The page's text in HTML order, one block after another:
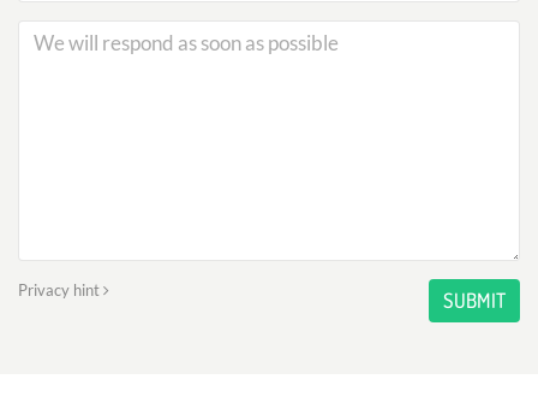
Privacy hint SUBMIT